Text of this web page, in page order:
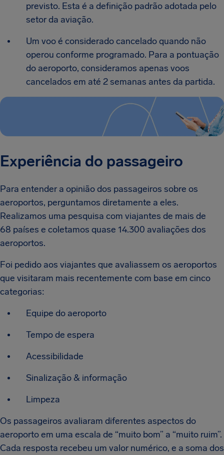
previsto. Esta é a definição padrão adotada pelo
setor da aviação.
Um voo é considerado cancelado quando não
operou conforme programado. Para a pontuação
do aeroporto, consideramos apenas voos
cancelados em até 2 semanas antes da partida.
Experiência do passageiro
Para entender a opinião dos passageiros sobre os
aeroportos, perguntamos diretamente a eles.
Realizamos uma pesquisa com viajantes de mais de
68 países e coletamos quase 14.300 avaliações dos
aeroportos.
Foi pedido aos viajantes que avaliassem os aeroportos
que visitaram mais recentemente com base em cinco
categorias:
Equipe do aeroporto
Tempo de espera
Acessibilidade
Sinalização & informação
Limpeza
Os passageiros avaliaram diferentes aspectos do
aeroporto em uma escala de “muito bom” a “muito ruim”.
Cada resposta recebeu um valor numérico, e a soma dos